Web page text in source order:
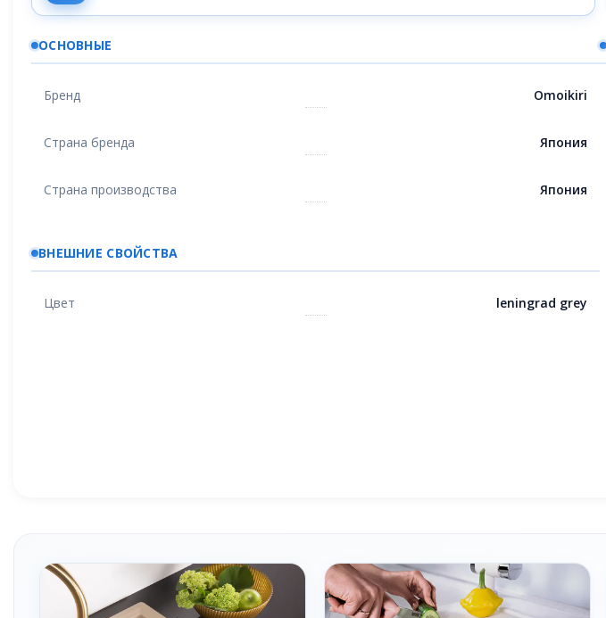
ОСНОВНЫЕ
Бренд Omoikiri
Страна бренда Япония
Страна производства Япония
ВНЕШНИЕ СВОЙСТВА
Цвет leningrad grey